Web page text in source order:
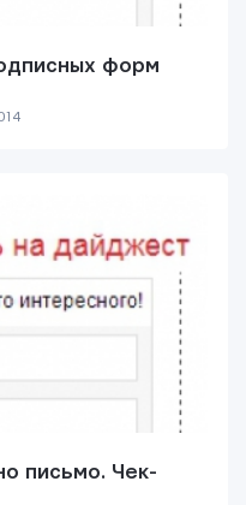
форм
письмо. Чек-